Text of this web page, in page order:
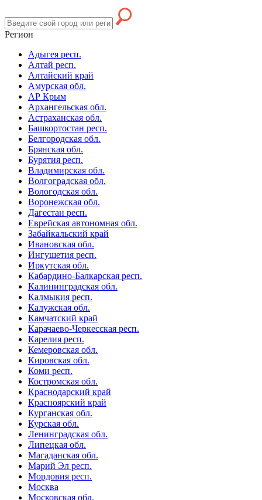
Регион
Адыгея респ.
Алтай респ.
Алтайский край
Амурская обл.
АР Крым
Архангельская обл.
Астраханская обл.
Башкортостан респ.
Белгородская обл.
Брянская обл.
Бурятия респ.
Владимирская обл.
Волгоградская обл.
Вологодская обл.
Воронежская обл.
Дагестан респ.
Еврейская автономная обл.
Забайкальский край
Ивановская обл.
Ингушетия респ.
Иркутская обл.
Кабардино-Балкарская респ.
Калининградская обл.
Калмыкия респ.
Калужская обл.
Камчатский край
Карачаево-Черкесская респ.
Карелия респ.
Кемеровская обл.
Кировская обл.
Коми респ.
Костромская обл.
Краснодарский край
Красноярский край
Курганская обл.
Курская обл.
Ленинградская обл.
Липецкая обл.
Магаданская обл.
Марий Эл респ.
Мордовия респ.
Москва
Московская обл.